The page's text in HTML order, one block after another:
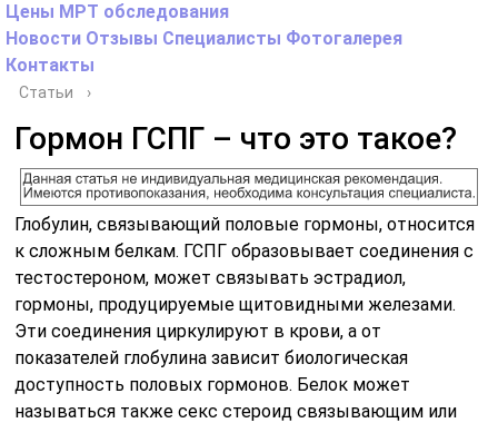
Цены МРТ обследования
Новости Отзывы Специалисты Фотогалерея
Контакты
Статьи ›
Гормон ГСПГ – что это такое?
Глобулин, связывающий половые гормоны, относится
к сложным белкам. ГСПГ образовывает соединения с
тестостероном, может связывать эстрадиол,
гормоны, продуцируемые щитовидными железами.
Эти соединения циркулируют в крови, а от
показателей глобулина зависит биологическая
доступность половых гормонов. Белок может
называться также секс стероид связывающим или